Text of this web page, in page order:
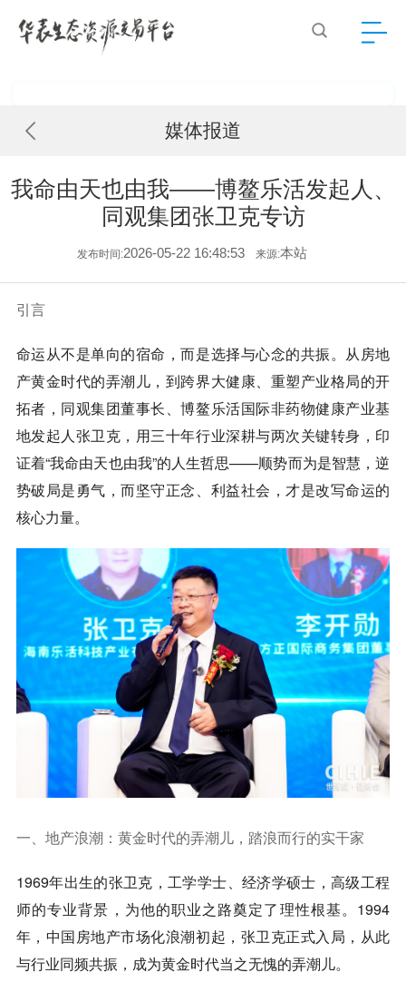
媒体报道
我命由天也由我——博鳌乐活发起人、
同观集团张卫克专访
发布时间:2026-05-22 16:48:53 来源:本站
引言
命运从不是单向的宿命，而是选择与心念的共振。从房地
产黄金时代的弄潮儿，到跨界大健康、重塑产业格局的开
拓者，同观集团董事长、博鳌乐活国际非药物健康产业基
地发起人张卫克，用三十年行业深耕与两次关键转身，印
证着“我命由天也由我”的人生哲思——顺势而为是智慧，逆
势破局是勇气，而坚守正念、利益社会 ，才是改写命运的
核心力量。
一、地产浪潮：黄金时代的弄潮儿，踏浪而行的实干家
1969年出生的张卫克，工学学士、经济学硕士，高级工程
师的专业背景，为他的职业之路奠定了理性根基。1994
年，中国房地产市场化浪潮初起，张卫克正式入局，从此
与行业同频共振，成为黄金时代当之无愧的弄潮儿。